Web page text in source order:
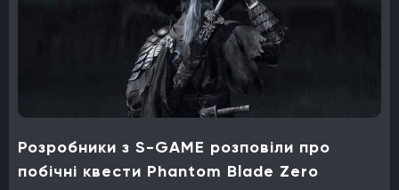
Розробники з S-GAME розповіли про
побічні квести Phantom Blade Zero